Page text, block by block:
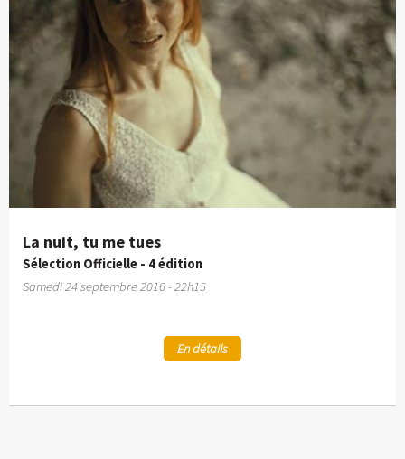
La nuit, tu me tues
Sélection Officielle - 4 édition
Samedi 24 septembre 2016 - 22h15
En détails